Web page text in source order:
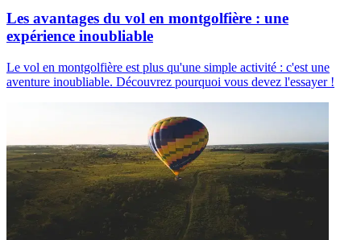
Les avantages du vol en montgolfière : une
expérience inoubliable
Le vol en montgolfière est plus qu'une simple activité : c'est une
aventure inoubliable. Découvrez pourquoi vous devez l'essayer !